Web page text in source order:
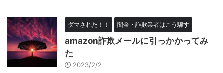
ダマされた！！ 闇金・詐欺業者はこう騙す
amazon詐欺メールに引っかかってみ
た
2023/2/2